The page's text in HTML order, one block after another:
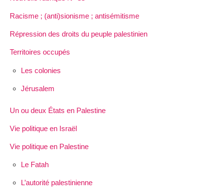
Racisme ; (anti)sionisme ; antisémitisme
Répression des droits du peuple palestinien
Territoires occupés
Les colonies
Jérusalem
Un ou deux États en Palestine
Vie politique en Israël
Vie politique en Palestine
Le Fatah
L’autorité palestinienne